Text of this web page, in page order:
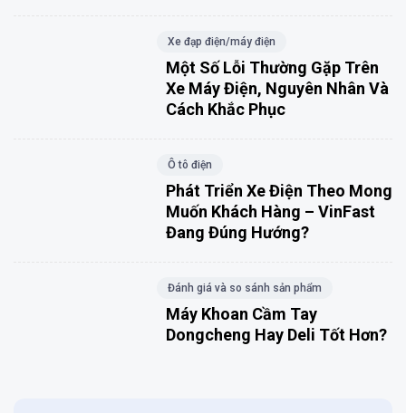
Xe đạp điện/máy điện
Một Số Lỗi Thường Gặp Trên
Xe Máy Điện, Nguyên Nhân Và
Cách Khắc Phục
Ô tô điện
Phát Triển Xe Điện Theo Mong
Muốn Khách Hàng – VinFast
Đang Đúng Hướng?
Đánh giá và so sánh sản phẩm
Máy Khoan Cầm Tay
Dongcheng Hay Deli Tốt Hơn?